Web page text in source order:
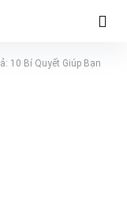
10 Bí Quyết Giúp Bạn